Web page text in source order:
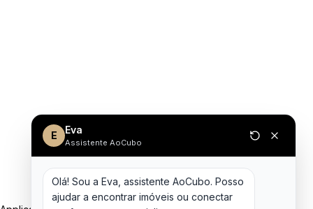
E Eva
Assistente AoCubo
Olá! Sou a Eva, assistente AoCubo. Posso
ajudar a encontrar imóveis ou conectar